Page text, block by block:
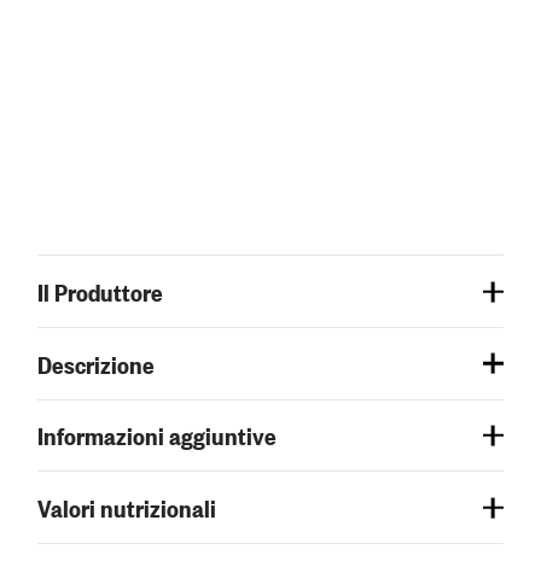
Il Produttore
Descrizione
Informazioni aggiuntive
Valori nutrizionali